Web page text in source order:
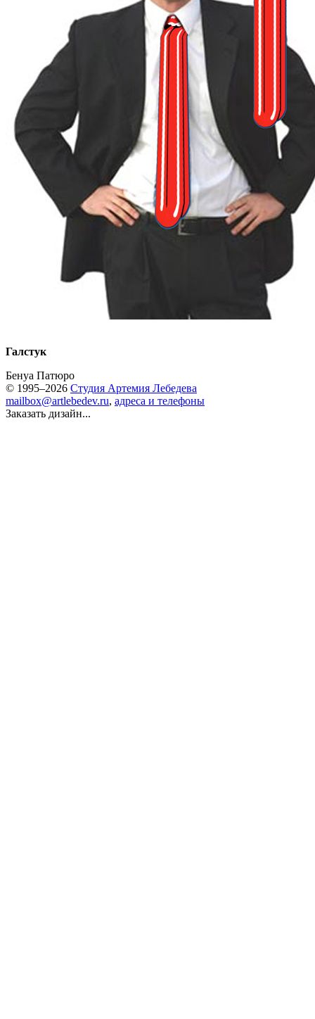
Галстук
Бенуа Патюро
© 1995–2026 Студия Артемия Лебедева
mailbox@artlebedev.ru, адреса и телефоны
Заказать дизайн...